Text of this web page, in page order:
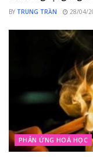
BY TRUNG TRẦN 28/04/
PHẢN ỨNG HOÁ HỌC